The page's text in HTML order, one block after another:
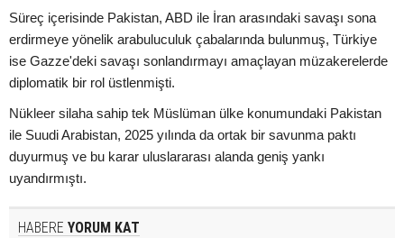
Süreç içerisinde Pakistan, ABD ile İran arasındaki savaşı sona
erdirmeye yönelik arabuluculuk çabalarında bulunmuş, Türkiye
ise Gazze'deki savaşı sonlandırmayı amaçlayan müzakerelerde
diplomatik bir rol üstlenmişti.
Nükleer silaha sahip tek Müslüman ülke konumundaki Pakistan
ile Suudi Arabistan, 2025 yılında da ortak bir savunma paktı
duyurmuş ve bu karar uluslararası alanda geniş yankı
uyandırmıştı.
HABERE YORUM KAT